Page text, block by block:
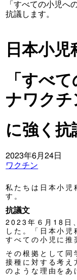
「すべての小児へ
抗議します。
日本小児
「すべ
ナワクチ
に強く抗
2023年6月24日
ワクチン
私たちは日本小児
す。
抗議文
2023年６月18日
した。「日本小
すべての小児に推
その根拠として同
接種に対する考
のような理由をあ